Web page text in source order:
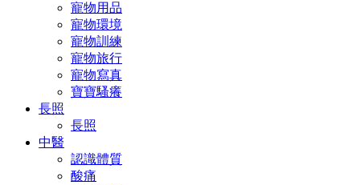
寵物用品
寵物環境
寵物訓練
寵物旅行
寵物寫真
寶寶騷癢
長照
長照
中醫
認識體質
酸痛